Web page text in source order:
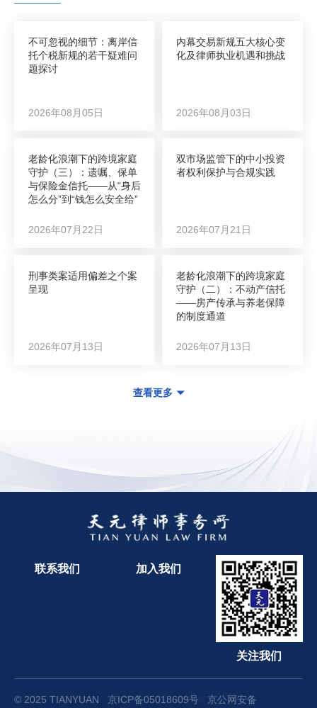
不可忽视的细节：离岸信
托个税新规的若干疑难问
题探讨
2026年08月05日
内幕交易新规五大核心变
化及律师执业机遇和挑战
2026年08月03日
老龄化浪潮下的跨境家庭
守护（三）：遗嘱、保单
与保险金信托——从“身后
怎么分”到“钱怎么安全给”
2026年07月22日
双市场监管下的中小投资
者权利保护与合规实践
2026年07月21日
刑事类案适用偏差之个案
呈现
2026年07月13日
老龄化浪潮下的跨境家庭
守护（二）：不动产信托
——房产传承与养老保障
的制度通道
2026年07月13日
查看更多
联系我们 加入我们
关注我们
© 2025 TIANYUAN 京ICP备05018609号
京公网安备